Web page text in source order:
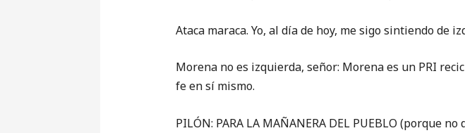
Ataca maraca. Yo, al día de hoy, me sigo sintiendo de
Morena no es izquierda, señor: Morena es un PRI
fe en sí mismo.
PILÓN: PARA LA MAÑANERA DEL PUEBLO (porque